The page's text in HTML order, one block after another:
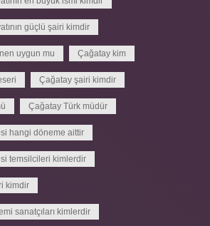
güçlü şairi kimdir
uygun mu Çağatay kim
Çağatay şairi kimdir
Çağatay Türk müdür
hangi döneme aittir
temsilcileri kimlerdir
kimdir
sanatçıları kimlerdir